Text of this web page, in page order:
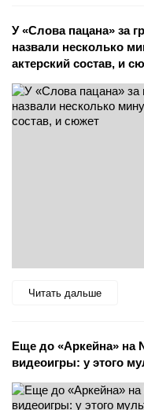
У «Слова пацана» за
назвали несколько
актерский состав, и
Читать дальше
Еще до «Аркейна» на
видеоигры: у этого